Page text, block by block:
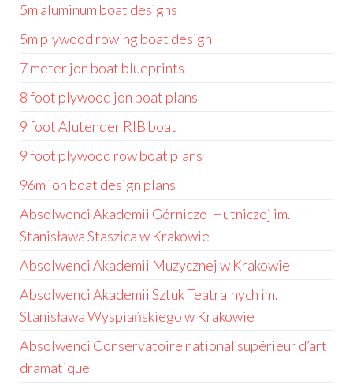
5m aluminum boat designs
5m plywood rowing boat design
7 meter jon boat blueprints
8 foot plywood jon boat plans
9 foot Alutender RIB boat
9 foot plywood row boat plans
96m jon boat design plans
Absolwenci Akademii Górniczo-Hutniczej im.
Stanisława Staszica w Krakowie
Absolwenci Akademii Muzycznej w Krakowie
Absolwenci Akademii Sztuk Teatralnych im.
Stanisława Wyspiańskiego w Krakowie
Absolwenci Conservatoire national supérieur d’art
dramatique